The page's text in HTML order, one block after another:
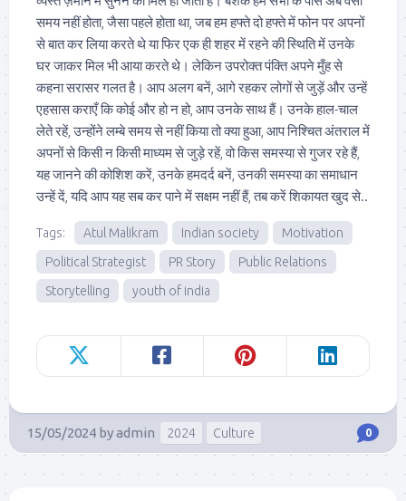
समय नहीं होता, जैसा पहले होता था, जब हम हफ्ते दो हफ्ते में फोन पर अपनों
से बात कर लिया करते थे या फिर एक ही शहर में रहने की स्थिति में उनके
घर जाकर मिल भी आया करते थे। लेकिन उपरोक्त पंक्ति अपने मुँह से
कहना सरासर गलत है। आप अलग बनें, आगे रहकर लोगों से जुड़ें और उन्हें
एहसास कराएँ कि कोई और हो न हो, आप उनके साथ हैं। उनके हाल-चाल
लेते रहें, उन्होंने लम्बे समय से नहीं किया तो क्या हुआ, आप निश्चित अंतराल में
अपनों से किसी न किसी माध्यम से जुड़े रहें, वो किस समस्या से गुजर रहे हैं,
यह जानने की कोशिश करें, उनके हमदर्द बनें, उनकी समस्या का समाधान
उन्हें दें, यदि आप यह सब कर पाने में सक्षम नहीं हैं, तब करें शिकायत खुद से..
Tags: Atul Malikram Indian society
Motivation
Political Strategist
PR Story
Public Relations
Storytelling
youth of india
15/05/2024 byadmin 2024 Culture 0